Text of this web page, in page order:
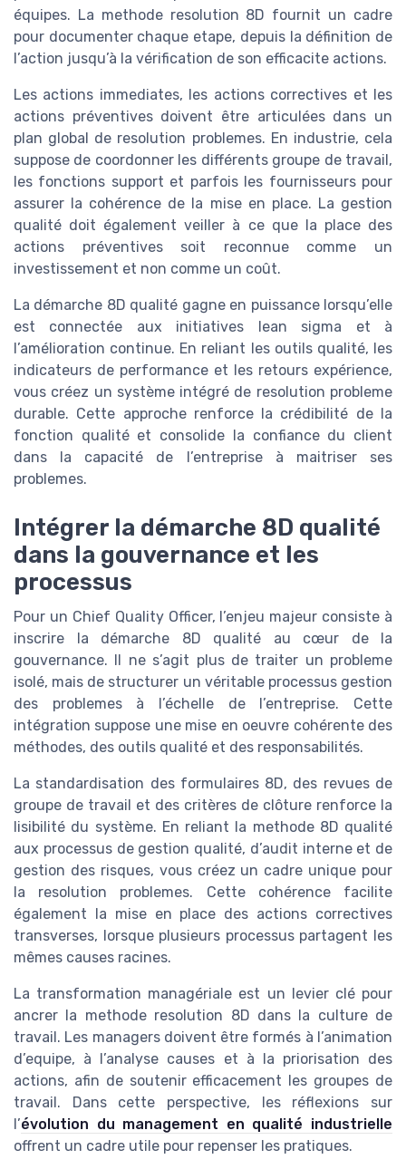
équipes. La methode resolution 8D fournit un cadre
pour documenter chaque etape, depuis la définition de
l’action jusqu’à la vérification de son efficacite actions.
Les actions immediates, les actions correctives et les
actions préventives doivent être articulées dans un
plan global de resolution problemes. En industrie, cela
suppose de coordonner les différents groupe de travail,
les fonctions support et parfois les fournisseurs pour
assurer la cohérence de la mise en place. La gestion
qualité doit également veiller à ce que la place des
actions préventives soit reconnue comme un
investissement et non comme un coût.
La démarche 8D qualité gagne en puissance lorsqu’elle
est connectée aux initiatives lean sigma et à
l’amélioration continue. En reliant les outils qualité, les
indicateurs de performance et les retours expérience,
vous créez un système intégré de resolution probleme
durable. Cette approche renforce la crédibilité de la
fonction qualité et consolide la confiance du client
dans la capacité de l’entreprise à maitriser ses
problemes.
Intégrer la démarche 8D qualité
dans la gouvernance et les
processus
Pour un Chief Quality Officer, l’enjeu majeur consiste à
inscrire la démarche 8D qualité au cœur de la
gouvernance. Il ne s’agit plus de traiter un probleme
isolé, mais de structurer un véritable processus gestion
des problemes à l’échelle de l’entreprise. Cette
intégration suppose une mise en oeuvre cohérente des
méthodes, des outils qualité et des responsabilités.
La standardisation des formulaires 8D, des revues de
groupe de travail et des critères de clôture renforce la
lisibilité du système. En reliant la methode 8D qualité
aux processus de gestion qualité, d’audit interne et de
gestion des risques, vous créez un cadre unique pour
la resolution problemes. Cette cohérence facilite
également la mise en place des actions correctives
transverses, lorsque plusieurs processus partagent les
mêmes causes racines.
La transformation managériale est un levier clé pour
ancrer la methode resolution 8D dans la culture de
travail. Les managers doivent être formés à l’animation
d’equipe, à l’analyse causes et à la priorisation des
actions, afin de soutenir efficacement les groupes de
travail. Dans cette perspective, les réflexions sur
l’évolution du management en qualité industrielle
offrent un cadre utile pour repenser les pratiques.